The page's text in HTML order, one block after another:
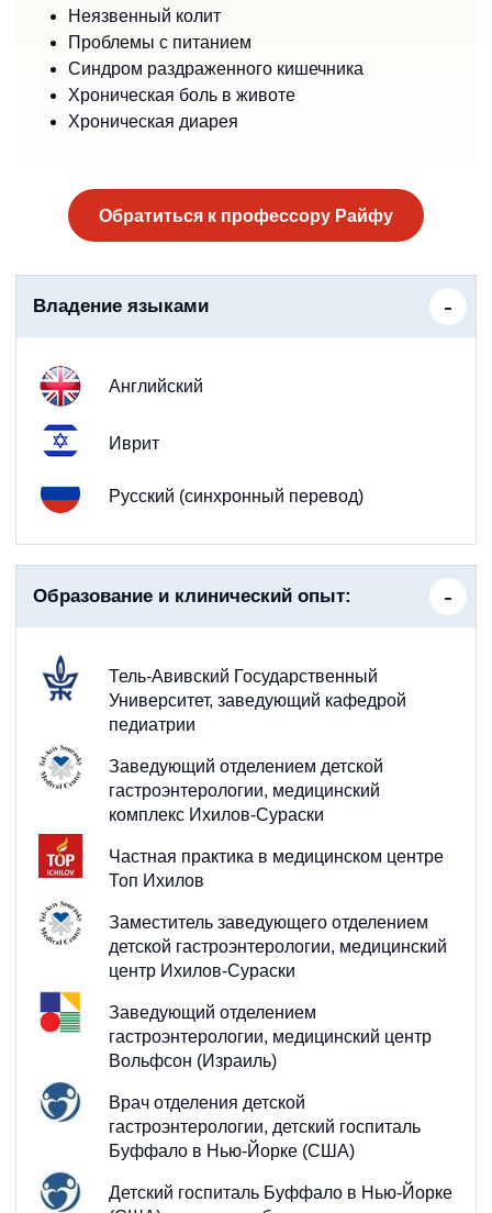
Неязвенный колит
Проблемы с питанием
Синдром раздраженного кишечника
Хроническая боль в животе
Хроническая диарея
Обратиться к профессору Райфу
Владение языками
Английский
Иврит
Русский (синхронный перевод)
Образование и клинический опыт:
Тель-Авивский Государственный
Университет, заведующий кафедрой
педиатрии
Заведующий отделением детской
гастроэнтерологии, медицинский
комплекс Ихилов-Сураски
Частная практика в медицинском центре
Топ Ихилов
Заместитель заведующего отделением
детской гастроэнтерологии, медицинский
центр Ихилов-Сураски
Заведующий отделением
гастроэнтерологии, медицинский центр
Вольфсон (Израиль)
Врач отделения детской
гастроэнтерологии, детский госпиталь
Буффало в Нью-Йорке (США)
Детский госпиталь Буффало в Нью-Йорке